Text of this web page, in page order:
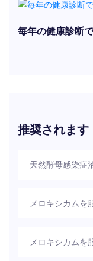
毎年の健康診断
推奨されます
天然酵母感染症
メロキシカムを
メロキシカムを